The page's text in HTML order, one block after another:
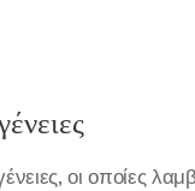
οι οποίες